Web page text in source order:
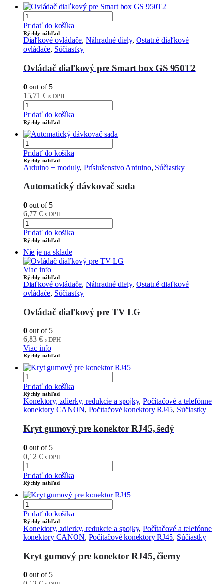
Pridať do košíka
Rýchly náhľad
Diaľkové ovládače, Náhradné diely, Ostatné diaľkové
ovládače, Súčiastky
Ovládač diaľkový pre Smart box GS 950T2
0 out of 5
15,71 € s DPH
Pridať do košíka
Rýchly náhľad
Pridať do košíka
Rýchly náhľad
Arduino + moduly, Príslušenstvo Arduino, Súčiastky
Automatický dávkovač sada
0 out of 5
6,77 € s DPH
Pridať do košíka
Rýchly náhľad
Nie je na sklade
Viac info
Rýchly náhľad
Diaľkové ovládače, Náhradné diely, Ostatné diaľkové
ovládače, Súčiastky
Ovládač diaľkový pre TV LG
0 out of 5
6,83 € s DPH
Viac info
Rýchly náhľad
Pridať do košíka
Rýchly náhľad
Konektory, zdierky, redukcie a spojky, Počítačové a telefónne
konektory CANON, Počítačové konektory RJ45, Súčiastky
Kryt gumový pre konektor RJ45, šedý
0 out of 5
0,12 € s DPH
Pridať do košíka
Rýchly náhľad
Pridať do košíka
Rýchly náhľad
Konektory, zdierky, redukcie a spojky, Počítačové a telefónne
konektory CANON, Počítačové konektory RJ45, Súčiastky
Kryt gumový pre konektor RJ45, čierny
0 out of 5